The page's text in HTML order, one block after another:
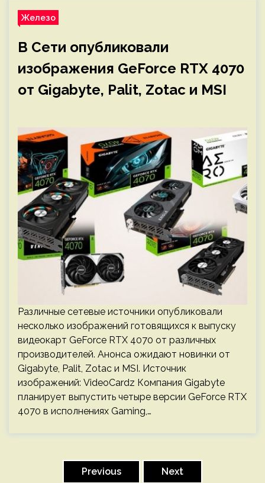
Железо
В Сети опубликовали
изображения GeForce RTX 4070
от Gigabyte, Palit, Zotac и MSI
Различные сетевые источники опубликовали
несколько изображений готовящихся к выпуску
видеокарт GeForce RTX 4070 от различных
производителей. Анонса ожидают новинки от
Gigabyte, Palit, Zotac и MSI. Источник
изображений: VideoCardz Компания Gigabyte
планирует выпустить четыре версии GeForce RTX
4070 в исполнениях Gaming,…
Previous Next